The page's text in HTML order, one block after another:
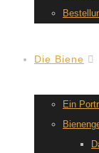
Die Biene
Ein